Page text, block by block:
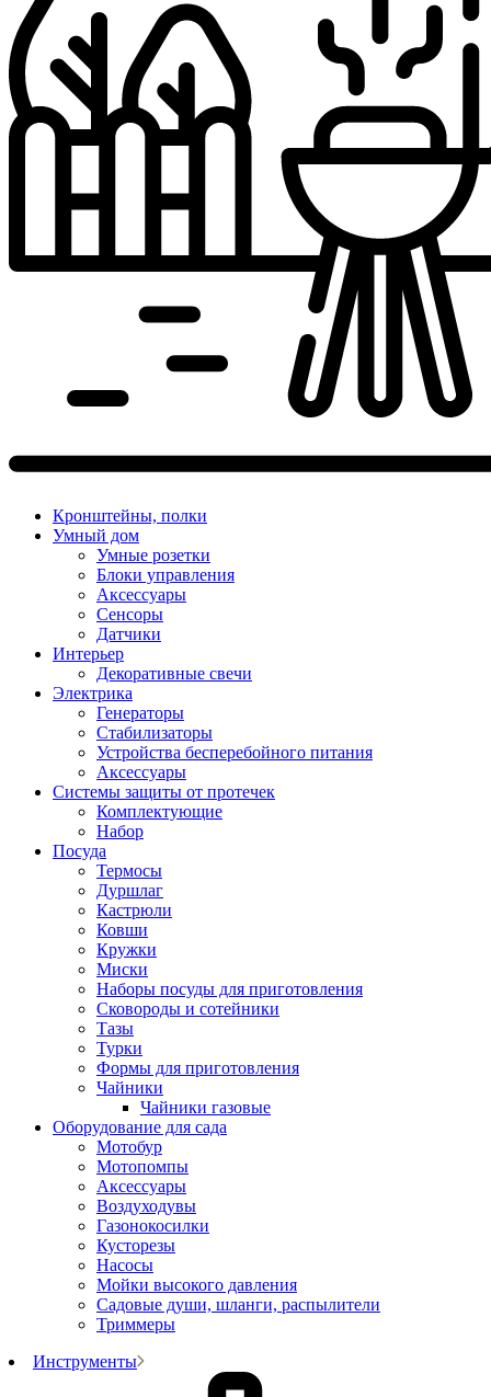
Кронштейны, полки
Умный дом
Умные розетки
Блоки управления
Аксессуары
Сенсоры
Датчики
Интерьер
Декоративные свечи
Электрика
Генераторы
Стабилизаторы
Устройства бесперебойного питания
Аксессуары
Системы защиты от протечек
Комплектующие
Набор
Посуда
Термосы
Дуршлаг
Кастрюли
Ковши
Кружки
Миски
Наборы посуды для приготовления
Сковороды и сотейники
Тазы
Турки
Формы для приготовления
Чайники
Чайники газовые
Оборудование для сада
Мотобур
Мотопомпы
Аксессуары
Воздуходувы
Газонокосилки
Кусторезы
Насосы
Мойки высокого давления
Садовые души, шланги, распылители
Триммеры
Инструменты